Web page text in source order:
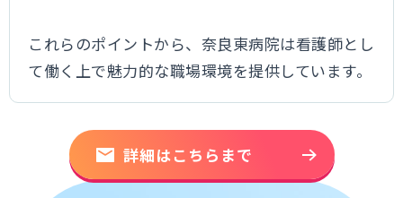
これらのポイントから、奈良東病院は看護師とし
て働く上で魅力的な職場環境を提供しています。
詳細はこちらまで